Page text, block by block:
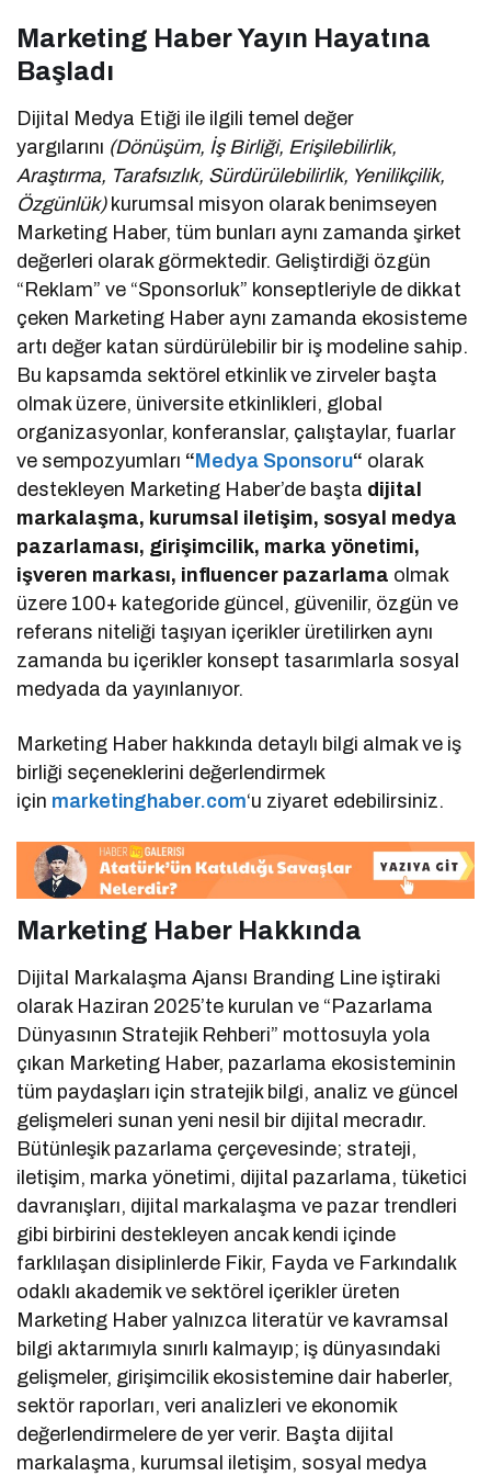
Marketing Haber Yayın Hayatına
Başladı
Dijital Medya Etiği ile ilgili temel değer
yargılarını (Dönüşüm, İş Birliği, Erişilebilirlik,
Araştırma, Tarafsızlık, Sürdürülebilirlik, Yenilikçilik,
Özgünlük)kurumsal misyon olarak benimseyen
Marketing Haber, tüm bunları aynı zamanda şirket
değerleri olarak görmektedir. Geliştirdiği özgün
“Reklam” ve “Sponsorluk” konseptleriyle de dikkat
çeken Marketing Haber aynı zamanda ekosisteme
artı değer katan sürdürülebilir bir iş modeline sahip.
Bu kapsamda sektörel etkinlik ve zirveler başta
olmak üzere, üniversite etkinlikleri, global
organizasyonlar, konferanslar, çalıştaylar, fuarlar
ve sempozyumları “Medya Sponsoru“ olarak
destekleyen Marketing Haber’de başta dijital
markalaşma, kurumsal iletişim, sosyal medya
pazarlaması, girişimcilik, marka yönetimi,
işveren markası, influencer pazarlama olmak
üzere 100+ kategoride güncel, güvenilir, özgün ve
referans niteliği taşıyan içerikler üretilirken aynı
zamanda bu içerikler konsept tasarımlarla sosyal
medyada da yayınlanıyor.
Marketing Haber hakkında detaylı bilgi almak ve iş
birliği seçeneklerini değerlendirmek
için marketinghaber.com‘u ziyaret edebilirsiniz.
Marketing Haber Hakkında
Dijital Markalaşma Ajansı Branding Line iştiraki
olarak Haziran 2025’te kurulan ve “Pazarlama
Dünyasının Stratejik Rehberi” mottosuyla yola
çıkan Marketing Haber, pazarlama ekosisteminin
tüm paydaşları için stratejik bilgi, analiz ve güncel
gelişmeleri sunan yeni nesil bir dijital mecradır.
Bütünleşik pazarlama çerçevesinde; strateji,
iletişim, marka yönetimi, dijital pazarlama, tüketici
davranışları, dijital markalaşma ve pazar trendleri
gibi birbirini destekleyen ancak kendi içinde
farklılaşan disiplinlerde Fikir, Fayda ve Farkındalık
odaklı akademik ve sektörel içerikler üreten
Marketing Haber yalnızca literatür ve kavramsal
bilgi aktarımıyla sınırlı kalmayıp; iş dünyasındaki
gelişmeler, girişimcilik ekosistemine dair haberler,
sektör raporları, veri analizleri ve ekonomik
değerlendirmelere de yer verir. Başta dijital
markalaşma, kurumsal iletişim, sosyal medya